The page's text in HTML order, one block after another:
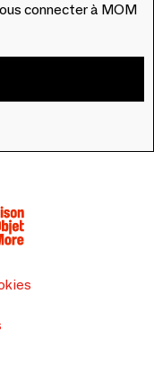
connecter à MOM